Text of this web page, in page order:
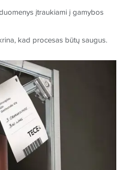
įtraukiami į gamybos
kad procesas būtų saugus.